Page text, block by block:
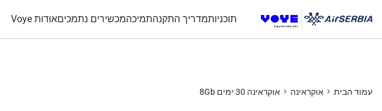
תוכניותמדריך התקנהתמיכהמכשירים נתמכיםאודות Voye
עמוד הבית אוקראינה אוקראינה 30 ימים 8Gb